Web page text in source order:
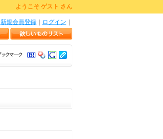
ようこそ ゲスト さん
ログイン
新規会員登録